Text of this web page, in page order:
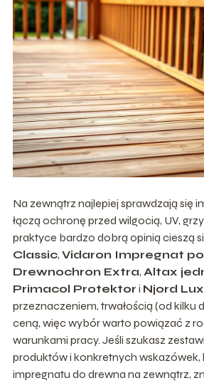
Na zewnątrz najlepiej sprawdzają się
łączą ochronę przed wilgocią, UV,
praktyce bardzo dobrą opinią cieszą
Classic, Vidaron Impregnat
Drewnochron Extra, Altax
Primacol Protektor i Njord
przeznaczeniem, trwałością (od kilku
ceną, więc wybór warto powiązać z
warunkami pracy. Jeśli szukasz
produktów i konkretnych wskazówek,
impregnatu do drewna na zewnątrz,